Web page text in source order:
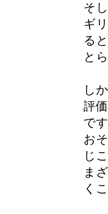
そ
ギ
る
と
し
評
で
お
じ
ま
く